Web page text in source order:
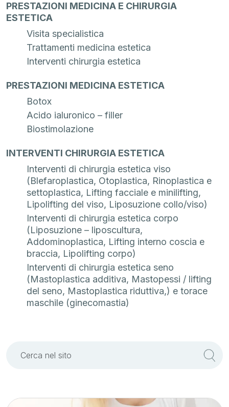
PRESTAZIONI MEDICINA E CHIRURGIA
ESTETICA
Visita specialistica
Trattamenti medicina estetica
Interventi chirurgia estetica
PRESTAZIONI MEDICINA ESTETICA
Botox
Acido ialuronico – filler
Biostimolazione
INTERVENTI CHIRURGIA ESTETICA
Interventi di chirurgia estetica viso
(Blefaroplastica, Otoplastica, Rinoplastica e
settoplastica, Lifting facciale e minilifting,
Lipolifting del viso, Liposuzione collo/viso)
Interventi di chirurgia estetica corpo
(Liposuzione – liposcultura,
Addominoplastica, Lifting interno coscia e
braccia, Lipolifting corpo)
Interventi di chirurgia estetica seno
(Mastoplastica additiva, Mastopessi / lifting
del seno, Mastoplastica riduttiva,) e torace
maschile (ginecomastia)